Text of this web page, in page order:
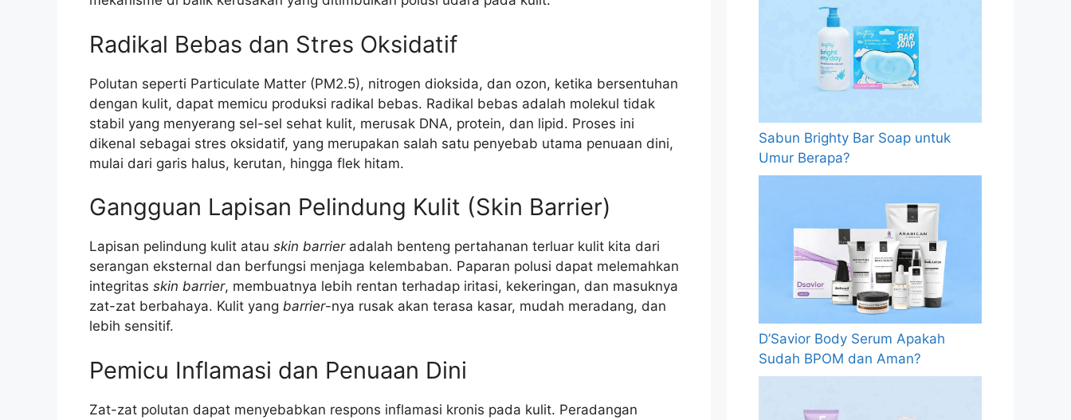
Radikal Bebas dan Stres Oksidatif
Polutan seperti Particulate Matter (PM2.5), nitrogen dioksida, dan ozon, ketika bersentuhan
dengan kulit, dapat memicu produksi radikal bebas. Radikal bebas adalah molekul tidak
stabil yang menyerang sel-sel sehat kulit, merusak DNA, protein, dan lipid. Proses ini
dikenal sebagai stres oksidatif, yang merupakan salah satu penyebab utama penuaan dini,
mulai dari garis halus, kerutan, hingga flek hitam.
Gangguan Lapisan Pelindung Kulit (Skin Barrier)
Lapisan pelindung kulit atau skin barrieradalah benteng pertahanan terluar kulit kita dari
serangan eksternal dan berfungsi menjaga kelembaban. Paparan polusi dapat melemahkan
integritas skin barrier, membuatnya lebih rentan terhadap iritasi, kekeringan, dan masuknya
zat-zat berbahaya. Kulit yang barrier-nya rusak akan terasa kasar, mudah meradang, dan
lebih sensitif.
Pemicu Inflamasi dan Penuaan Dini
Zat-zat polutan dapat menyebabkan respons inflamasi kronis pada kulit. Peradangan
Sabun Brighty Bar Soap untuk
Umur Berapa?
D’Savior Body Serum Apakah
Sudah BPOM dan Aman?